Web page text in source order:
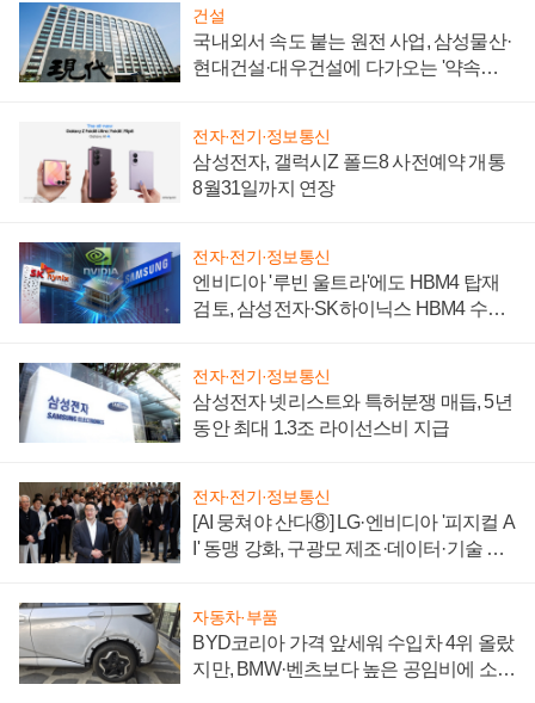
건설
국내외서 속도 붙는 원전 사업, 삼성물산·
현대건설·대우건설에 다가오는 '약속의
전자·전기·정보통신
삼성전자, 갤럭시Z 폴드8 사전예약 개통
8월31일까지 연장
전자·전기·정보통신
엔비디아 '루빈 울트라'에도 HBM4 탑재
검토, 삼성전자·SK하이닉스 HBM4 수율
전자·전기·정보통신
삼성전자 넷리스트와 특허분쟁 매듭, 5년
동안 최대 1.3조 라이선스비 지급
전자·전기·정보통신
[AI 뭉쳐야 산다⑧] LG·엔비디아 '피지컬 A
I' 동맹 강화, 구광모 제조·데이터·기술 결
자동차·부품
BYD코리아 가격 앞세워 수입차 4위 올랐
지만, BMW·벤츠보다 높은 공임비에 소비